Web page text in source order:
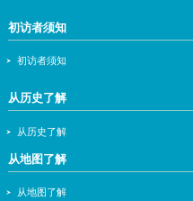
初访者须知
初访者须知
从历史了解
从历史了解
从地图了解
从地图了解